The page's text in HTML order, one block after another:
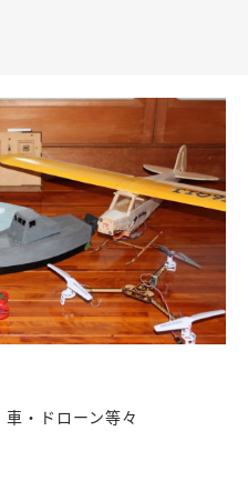
・ドローン等々